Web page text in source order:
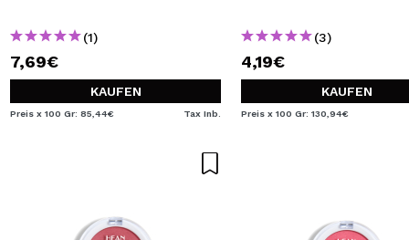
(1)
7,69€
KAUFEN
Preis x 100 Gr: 85,44€ Tax Inb.
(3)
4,19€
KAUFEN
Preis x 100 Gr: 130,94€